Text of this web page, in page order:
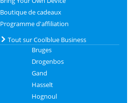
Boutique de cadeaux
Programme d'affiliation
Tout sur Coolblue Business
Bruges
Drogenbos
Gand
Hasselt
Hognoul